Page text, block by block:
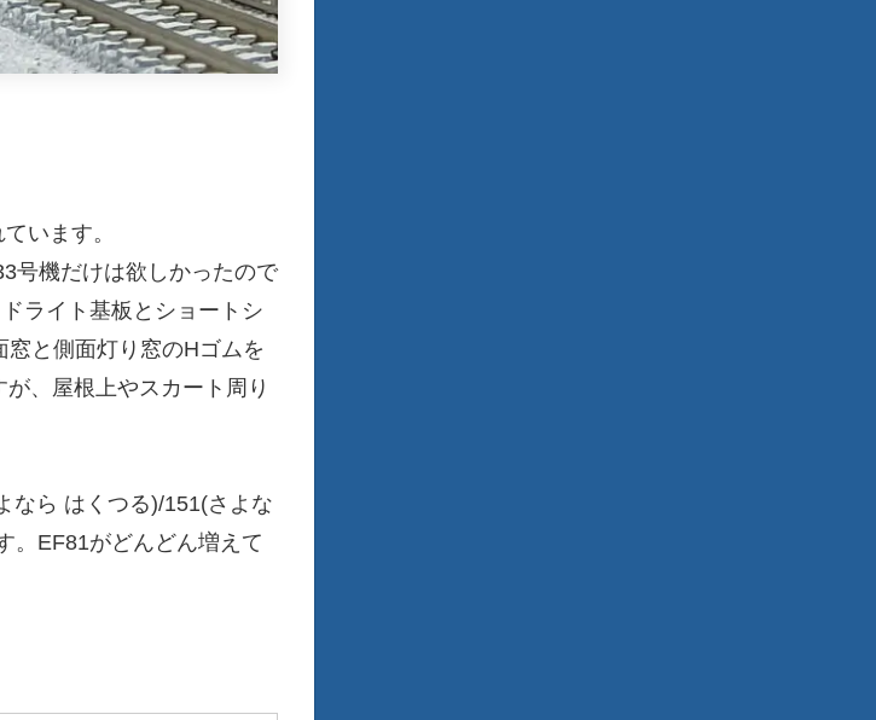
います。
号機だけは欲しかったので
ライト基板とショートシ
と側面灯り窓のHゴムを
、屋根上やスカート周り
なら はくつる)/151(さよな
。EF81がどんどん増えて